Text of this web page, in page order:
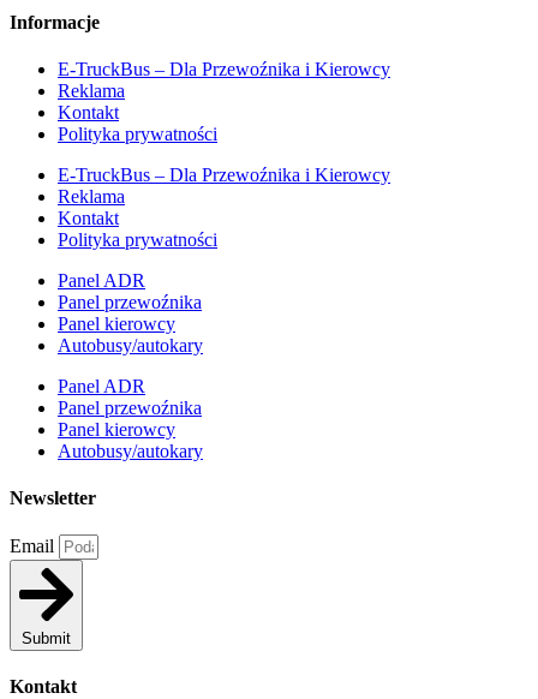
Informacje
E-TruckBus – Dla Przewoźnika i Kierowcy
Reklama
Kontakt
Polityka prywatności
E-TruckBus – Dla Przewoźnika i Kierowcy
Reklama
Kontakt
Polityka prywatności
Panel ADR
Panel przewoźnika
Panel kierowcy
Autobusy/autokary
Panel ADR
Panel przewoźnika
Panel kierowcy
Autobusy/autokary
Newsletter
Email
Submit
Kontakt